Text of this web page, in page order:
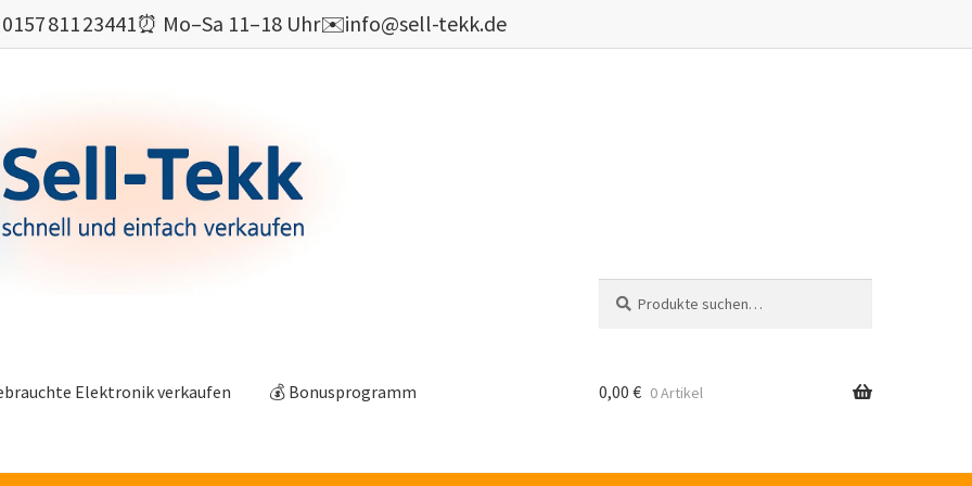
0157 811 23441⏰ Mo–Sa 11–18 Uhr✉️info@sell-tekk.de
nach:
Elektronik verkaufen 💰 Bonusprogramm 0,00 € 0 Artikel